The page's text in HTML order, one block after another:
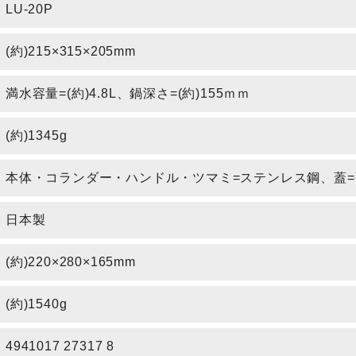
LU-20P
(約)215×315×205mm
満水容量=(約)4.8L、鍋深さ=(約)155ｍｍ
(約)1345g
本体・コランダー・ハンドル・ツマミ=ステンレス鋼、蓋
日本製
(約)220×280×165mm
(約)1540g
4941017 27317 8